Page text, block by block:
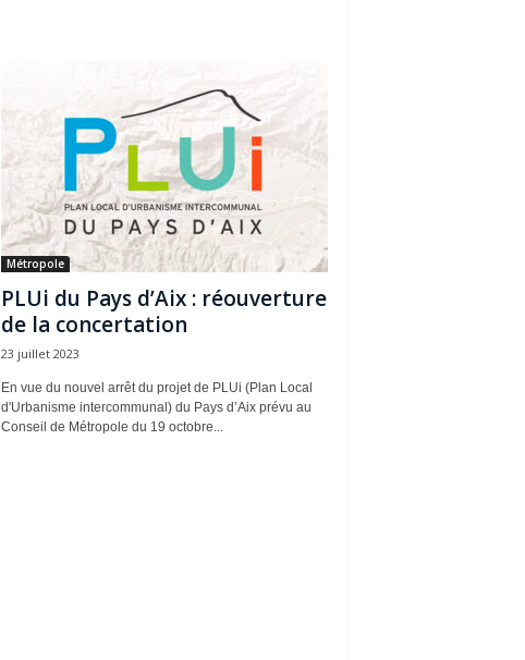
Métropole
PLUi du Pays d’Aix : réouverture
de la concertation
23 juillet 2023
En vue du nouvel arrêt du projet de PLUi (Plan Local
d'Urbanisme intercommunal) du Pays d’Aix prévu au
Conseil de Métropole du 19 octobre...